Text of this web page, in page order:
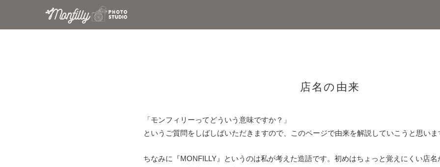
店名の由来
「モンフィリーってどういう意味ですか？」
というご質問をしばしばいただきますので、このページで由来を解説していこうと思いま
ちなみに『MONFILLY』というのは私が考えた造語です。初めはちょっと覚えにくい店名